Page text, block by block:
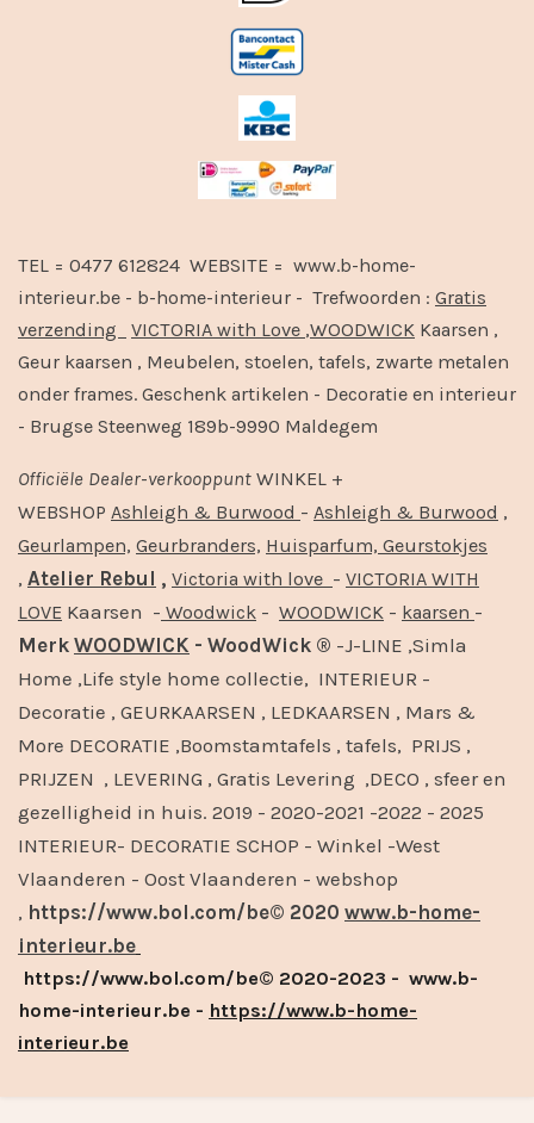
TEL = 0477 612824 WEBSITE = www.b-home-
interieur.be - b-home-interieur - Trefwoorden : Gratis
verzending
VICTORIA with Love ,WOODWICK Kaarsen ,
Geur kaarsen , Meubelen, stoelen, tafels, zwarte metalen
onder frames. Geschenk artikelen - Decoratie en interieur
- Brugse Steenweg 189b-9990 Maldegem
Officiële Dealer-verkooppunt WINKEL +
WEBSHOP Ashleigh & Burwood - Ashleigh & Burwood ,
Geurlampen, Geurbranders, Huisparfum, Geurstokjes
, Atelier Rebul , Victoria with love - VICTORIA WITH
LOVE Kaarsen - Woodwick - WOODWICK - kaarsen -
Merk WOODWICK - WoodWick ® -J-LINE ,Simla
Home ,Life style home collectie, INTERIEUR -
Decoratie , GEURKAARSEN , LEDKAARSEN , Mars &
More DECORATIE ,Boomstamtafels , tafels, PRIJS ,
PRIJZEN , LEVERING , Gratis Levering ,DECO , sfeer en
gezelligheid in huis. 2019 - 2020-2021 -2022 - 2025
INTERIEUR- DECORATIE SCHOP - Winkel -West
Vlaanderen - Oost Vlaanderen - webshop
, https://www.bol.com/be© 2020 www.b-home-
interieur.be
https://www.bol.com/be© 2020-2023 - www.b-
home-interieur.be - https://www.b-home-
interieur.be